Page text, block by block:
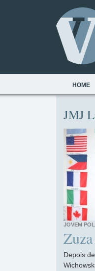
HOME
JMJ
JOVEM
Depois